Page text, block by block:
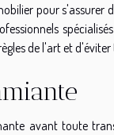
pour
de l'art et
avant toute